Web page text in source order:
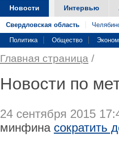
Новости Интервью
Свердловская область
Политика Общество
Главная страница /
Новости по
24 сентября 2015
минфина сократить